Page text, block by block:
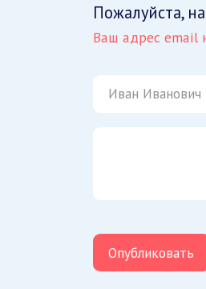
Пожалуйста,
Ваш адрес email